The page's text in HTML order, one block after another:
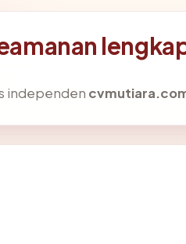
independen